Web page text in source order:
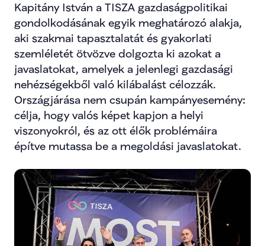
Kapitány István a TISZA gazdaságpolitikai
gondolkodásának egyik meghatározó alakja,
aki szakmai tapasztalatát és gyakorlati
szemléletét ötvözve dolgozta ki azokat a
javaslatokat, amelyek a jelenlegi gazdasági
nehézségekből való kilábalást célozzák.
Országjárása nem csupán kampányesemény:
célja, hogy valós képet kapjon a helyi
viszonyokról, és az ott élők problémáira
építve mutassa be a megoldási javaslatokat.